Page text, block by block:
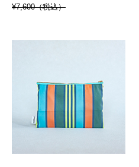
¥7,600（税込）